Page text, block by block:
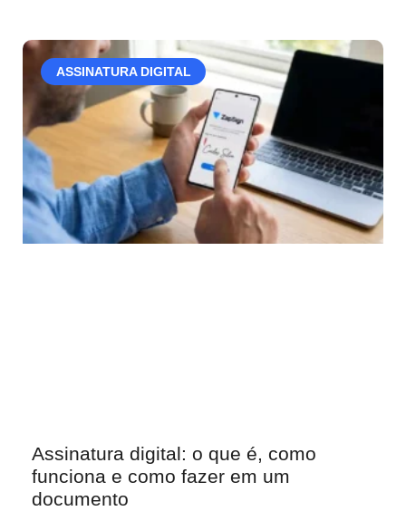
ASSINATURA DIGITAL
Assinatura digital: o que é, como
funciona e como fazer em um
documento